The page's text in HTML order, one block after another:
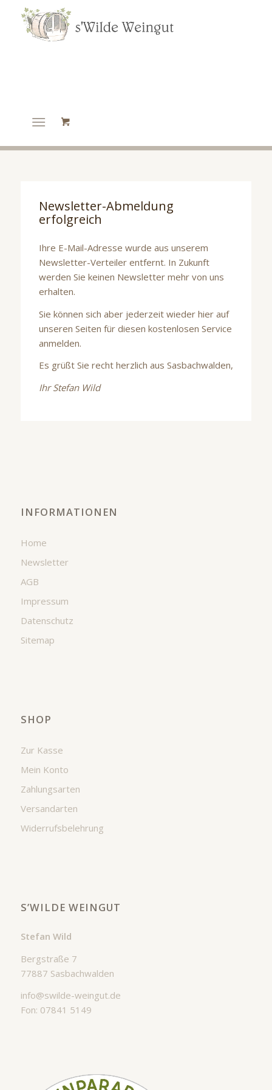
Newsletter-Abmeldung
erfolgreich
Ihre E-Mail-Adresse wurde aus unserem
Newsletter-Verteiler entfernt. In Zukunft
werden Sie keinen Newsletter mehr von uns
erhalten.
Sie können sich aber jederzeit wieder hier auf
unseren Seiten für diesen kostenlosen Service
anmelden.
Es grüßt Sie recht herzlich aus Sasbachwalden,
Ihr Stefan Wild
INFORMATIONEN
Home
Newsletter
AGB
Impressum
Datenschutz
Sitemap
SHOP
Zur Kasse
Mein Konto
Zahlungsarten
Versandarten
Widerrufsbelehrung
S’WILDE WEINGUT
Stefan Wild
Bergstraße 7
77887 Sasbachwalden
info@swilde-weingut.de
Fon: 07841 5149